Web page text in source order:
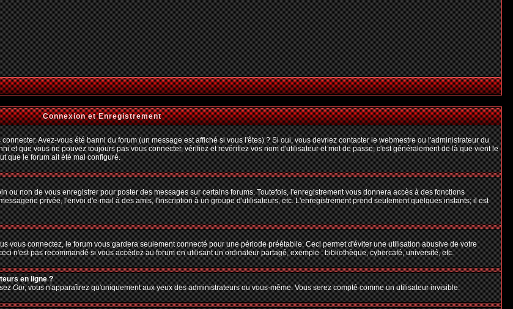
Connexion et Enregistrement
Avez-vous été banni du forum (un message est affiché si vous l'êtes) ? Si oui, vous devriez contacter le webmestre ou l'administrateur du
et que vous ne pouvez toujours pas vous connecter, vérifiez et revérifiez vos nom d'utilisateur et mot de passe; c'est généralement de là que vient le
que le forum ait été mal configuré.
ou non de vous enregistrer pour poster des messages sur certains forums. Toutefois, l'enregistrement vous donnera accès à des fonctions
privée, l'envoi d'e-mail à des amis, l'inscription à un groupe d'utilisateurs, etc. L'enregistrement prend seulement quelques instants; il est
vous connectez, le forum vous gardera seulement connecté pour une période préétablie. Ceci permet d'éviter une utilisation abusive de votre
n'est pas recommandé si vous accédez au forum en utilisant un ordinateur partagé, exemple : bibliothèque, cybercafé, université, etc.
en ligne ?
Oui, vous n'apparaîtrez qu'uniquement aux yeux des administrateurs ou vous-même. Vous serez compté comme un utilisateur invisible.